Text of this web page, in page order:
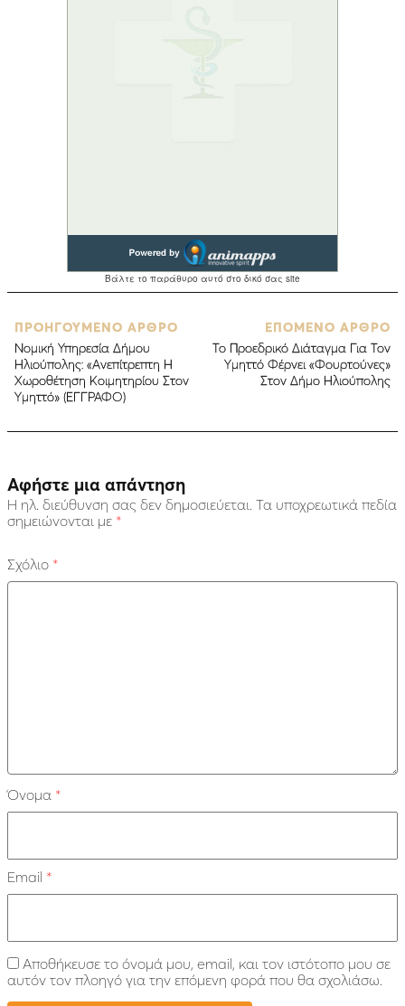
ΠΡΟΗΓΟΥΜΕΝΟ ΑΡΘΡΟ
Νομική Υπηρεσία Δήμου
Ηλιούπολης: «Ανεπίτρεπτη Η
Χωροθέτηση Κοιμητηρίου Στον
Υμηττό» (ΕΓΓΡΑΦΟ)
ΕΠΟΜΕΝΟ ΑΡΘΡΟ
Το Προεδρικό Διάταγμα Για Τον
Υμηττό Φέρνει «Φουρτούνες»
Στον Δήμο Ηλιούπολης
Αφήστε μια απάντηση
Η ηλ. διεύθυνση σας δεν δημοσιεύεται. Τα υποχρεωτικά πεδία
σημειώνονται με *
Σχόλιο *
Όνομα *
Email *
Αποθήκευσε το όνομά μου, email, και τον ιστότοπο μου σε
αυτόν τον πλοηγό για την επόμενη φορά που θα σχολιάσω.